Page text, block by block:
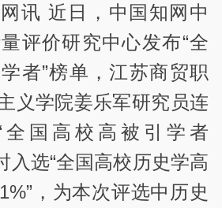
讯 近日，中国知网中
评价研究中心发布“全
者”榜单，江苏商贸职
义学院姜乐军研究员连
国高校高被引学者
入选“全国高校历史学高
，为本次评选中历史